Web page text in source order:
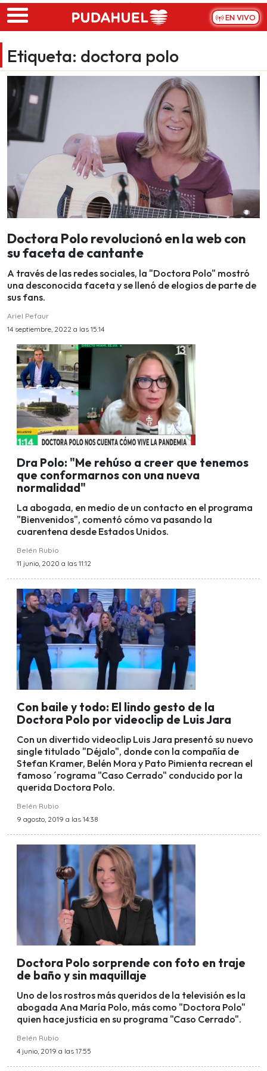
Skip to main content
EN VIVO
Etiqueta: doctora polo
Doctora Polo revolucionó en la web con
su faceta de cantante
A través de las redes sociales, la "Doctora Polo" mostró
una desconocida faceta y se llenó de elogios de parte de
sus fans.
Ariel Pefaur
14 septiembre, 2022 a las 15:14
Dra Polo: "Me rehúso a creer que tenemos
que conformarnos con una nueva
normalidad"
La abogada, en medio de un contacto en el programa
"Bienvenidos", comentó cómo va pasando la
cuarentena desde Estados Unidos.
Belén Rubio
11 junio, 2020 a las 11:12
Con baile y todo: El lindo gesto de la
Doctora Polo por videoclip de Luis Jara
Con un divertido videoclip Luis Jara presentó su nuevo
single titulado "Déjalo", donde con la compañía de
Stefan Kramer, Belén Mora y Pato Pimienta recrean el
famoso ´rograma "Caso Cerrado" conducido por la
querida Doctora Polo.
Belén Rubio
9 agosto, 2019 a las 14:38
Doctora Polo sorprende con foto en traje
de baño y sin maquillaje
Uno de los rostros más queridos de la televisión es la
abogada Ana María Polo, más como "Doctora Polo"
quien hace justicia en su programa "Caso Cerrado".
Belén Rubio
4 junio, 2019 a las 17:55